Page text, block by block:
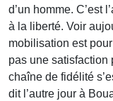
d’un homme. C’est
à la liberté. Voir
mobilisation est
pas une satisfaction
chaîne de fidélité
dit l’autre jour à